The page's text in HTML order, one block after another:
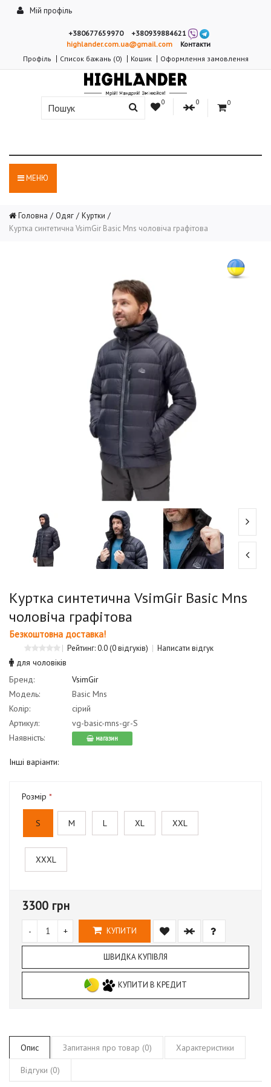
Мій профіль
+380677659970
+380939884621
highlander.com.ua@gmail.com
Контакти
Профіль
Список бажань (0) Кошик Оформлення замовлення
0 0 0
МЕНЮ
Головна Одяг
Куртки
Куртка синтетична VsimGir Basic Mns чоловіча графітова
Куртка синтетична VsimGir Basic Mns
чоловіча графітова
Безкоштовна доставка!
Рейтинг: 0.0(0 відгуків) Написати відгук
для чоловіків
Бренд:
VsimGir
Модель:
Basic Mns
Колір:
сірий
Артикул:
vg-basic-mns-gr-S
Наявність:
магазин
Інші варіанти:
Розмір
S M L XL XXL
XXXL
3300 грн
- + КУПИТИ
ШВИДКА КУПІВЛЯ
КУПИТИ В КРЕДИТ
Опис Запитання про товар (0) Характеристики
Відгуки (0)